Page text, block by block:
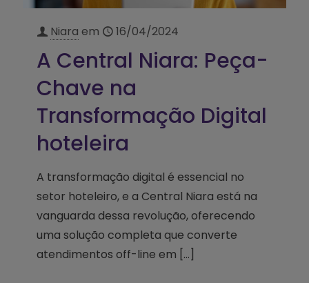
Niara em 16/04/2024
A Central Niara: Peça-
Chave na
Transformação Digital
hoteleira
A transformação digital é essencial no
setor hoteleiro, e a Central Niara está na
vanguarda dessa revolução, oferecendo
uma solução completa que converte
atendimentos off-line em […]